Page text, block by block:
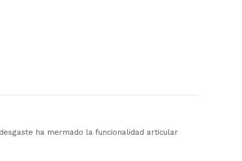
ha mermado la funcionalidad articular